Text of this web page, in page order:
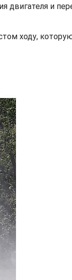
двигателя и
ходу,